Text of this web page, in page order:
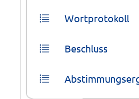
Wortprotokoll
Beschluss